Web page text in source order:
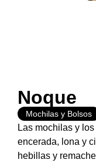
Noque
Mochilas y Bolsos
Las mochilas y
encerada, lona y
hebillas y